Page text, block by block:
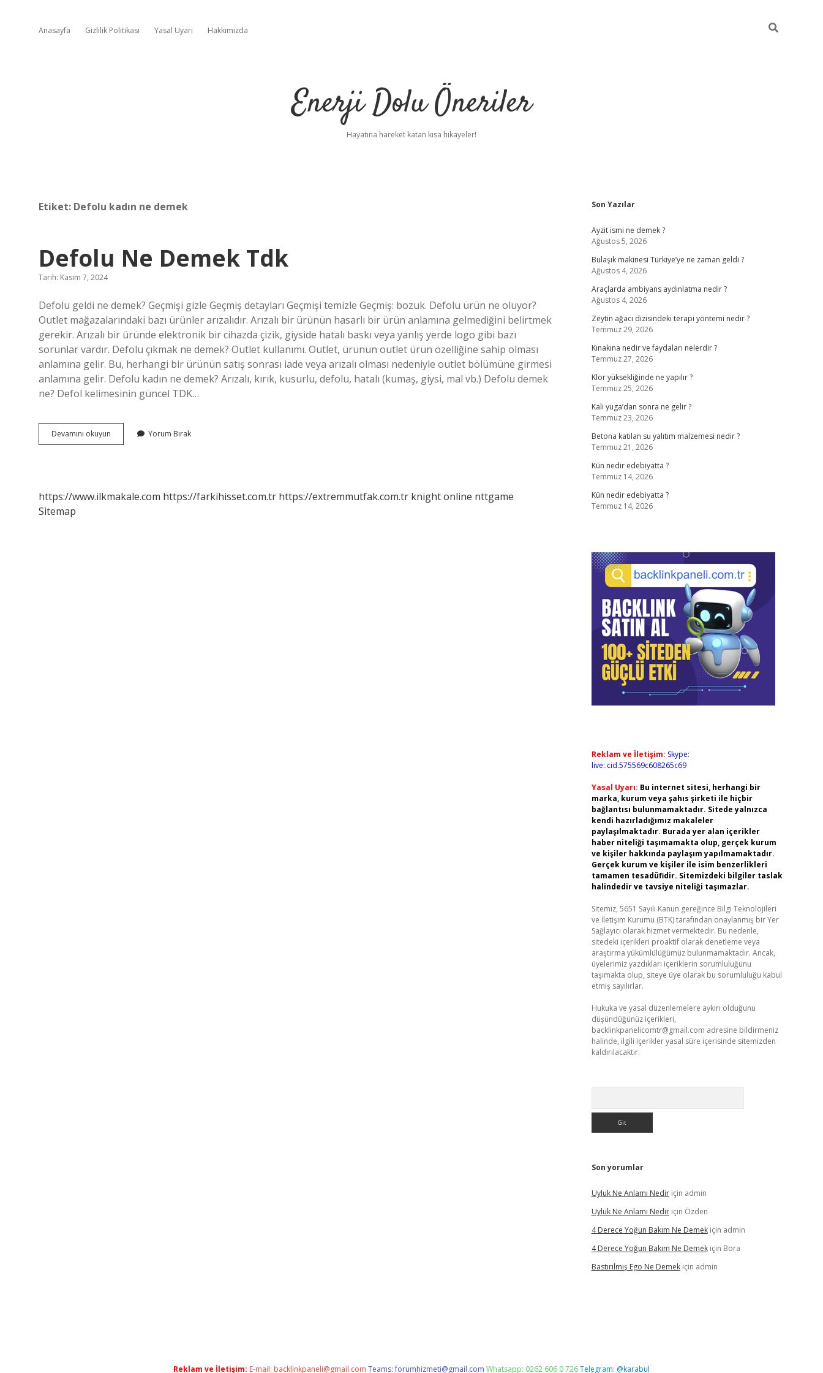
Anasayfa Gizlilik Politikası Yasal Uyarı Hakkımızda
Enerji Dolu Öneriler
Hayatına hareket katan kısa hikayeler!
Etiket: Defolu kadın ne demek
Defolu Ne Demek Tdk
Tarih: Kasım 7, 2024
Defolu geldi ne demek? Geçmişi gizle Geçmiş detayları Geçmişi temizle Geçmiş: bozuk. Defolu ürün ne oluyor?
Outlet mağazalarındaki bazı ürünler arızalıdır. Arızalı bir ürünün hasarlı bir ürün anlamına gelmediğini belirtmek
gerekir. Arızalı bir üründe elektronik bir cihazda çizik, giyside hatalı baskı veya yanlış yerde logo gibi bazı
sorunlar vardır. Defolu çıkmak ne demek? Outlet kullanımı. Outlet, ürünün outlet ürün özelliğine sahip olması
anlamına gelir. Bu, herhangi bir ürünün satış sonrası iade veya arızalı olması nedeniyle outlet bölümüne girmesi
anlamına gelir. Defolu kadın ne demek? Arızalı, kırık, kusurlu, defolu, hatalı (kumaş, giysi, mal vb.) Defolu demek
ne? Defol kelimesinin güncel TDK…
Devamını okuyun
Ne
Yorum Bırak
https://www.ilkmakale.com https://farkihisset.com.tr https://extremmutfak.com.tr knight online nttgame
Sitemap
Sidebar
Son Yazılar
Ayzit ismi ne demek ?
Ağustos 5, 2026
Bulaşık makinesi Türkiye’ye ne zaman geldi ?
Ağustos 4, 2026
Araçlarda ambiyans aydınlatma nedir ?
Ağustos 4, 2026
Zeytin ağacı dizisindeki terapi yöntemi nedir ?
Temmuz 29, 2026
Kınakına nedir ve faydaları nelerdir ?
Temmuz 27, 2026
Klor yüksekliğinde ne yapılır ?
Temmuz 25, 2026
Kali yuga’dan sonra ne gelir ?
Temmuz 23, 2026
Betona katılan su yalıtım malzemesi nedir ?
Temmuz 21, 2026
Kün nedir edebiyatta ?
Temmuz 14, 2026
Kün nedir edebiyatta ?
Temmuz 14, 2026
Reklam ve İletişim: Skype:
live:.cid.575569c608265c69
Yasal Uyarı: Bu internet sitesi, herhangi bir
marka, kurum veya şahıs şirketi ile hiçbir
bağlantısı bulunmamaktadır. Sitede yalnızca
kendi hazırladığımız makaleler
paylaşılmaktadır. Burada yer alan içerikler
haber niteliği taşımamakta olup, gerçek kurum
ve kişiler hakkında paylaşım yapılmamaktadır.
Gerçek kurum ve kişiler ile isim benzerlikleri
tamamen tesadüfidir. Sitemizdeki bilgiler taslak
halindedir ve tavsiye niteliği taşımazlar.
Sitemiz, 5651 Sayılı Kanun gereğince Bilgi Teknolojileri
ve İletişim Kurumu (BTK) tarafından onaylanmış bir Yer
Sağlayıcı olarak hizmet vermektedir. Bu nedenle,
sitedeki içerikleri proaktif olarak denetleme veya
araştırma yükümlülüğümüz bulunmamaktadır. Ancak,
üyelerimiz yazdıkları içeriklerin sorumluluğunu
taşımakta olup, siteye üye olarak bu sorumluluğu kabul
etmiş sayılırlar.
Hukuka ve yasal düzenlemelere aykırı olduğunu
düşündüğünüz içerikleri,
backlinkpanelicomtr@gmail.com adresine bildirmeniz
halinde, ilgili içerikler yasal süre içerisinde sitemizden
kaldırılacaktır.
Son yorumlar
Uyluk Ne Anlamı Nediriçin admin
Uyluk Ne Anlamı Nediriçin Özden
4 Derece Yoğun Bakım Ne Demekiçin admin
4 Derece Yoğun Bakım Ne Demekiçin Bora
Bastırılmış Ego Ne Demekiçin admin
Reklam ve İletişim: E-mail: backlinkpaneli@gmail.com Teams:forumhizmeti@gmail.com Whatsapp: 0262 606 0 726Telegram: @karabul